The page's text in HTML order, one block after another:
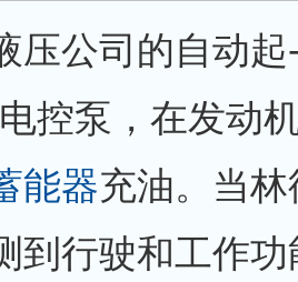
公司的自动起-
控泵，在发动
能器充油。当
到行驶和工作